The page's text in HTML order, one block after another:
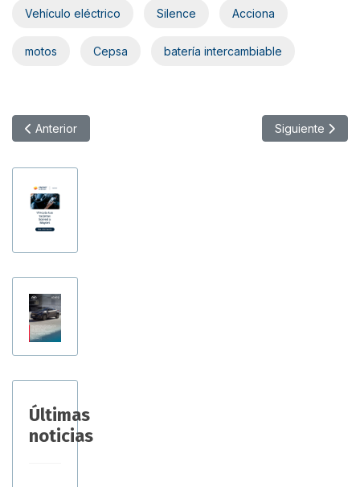
Vehículo eléctrico Silence Acciona
motos Cepsa batería intercambiable
Artículo anterior: BBVA instala cerca de 300 puntos de recarga
Anterior Artículo
Siguiente
Últimas
noticias